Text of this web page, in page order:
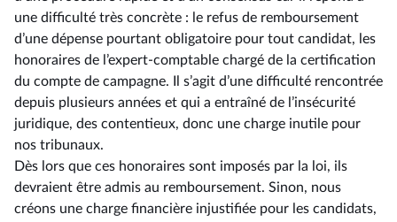
une difficulté très concrète : le refus de remboursement
d’une dépense pourtant obligatoire pour tout candidat, les
honoraires de l’expert-comptable chargé de la certification
du compte de campagne. Il s’agit d’une difficulté rencontrée
depuis plusieurs années et qui a entraîné de l’insécurité
juridique, des contentieux, donc une charge inutile pour
nos tribunaux.
Dès lors que ces honoraires sont imposés par la loi, ils
devraient être admis au remboursement. Sinon, nous
créons une charge financière injustifiée pour les candidats,